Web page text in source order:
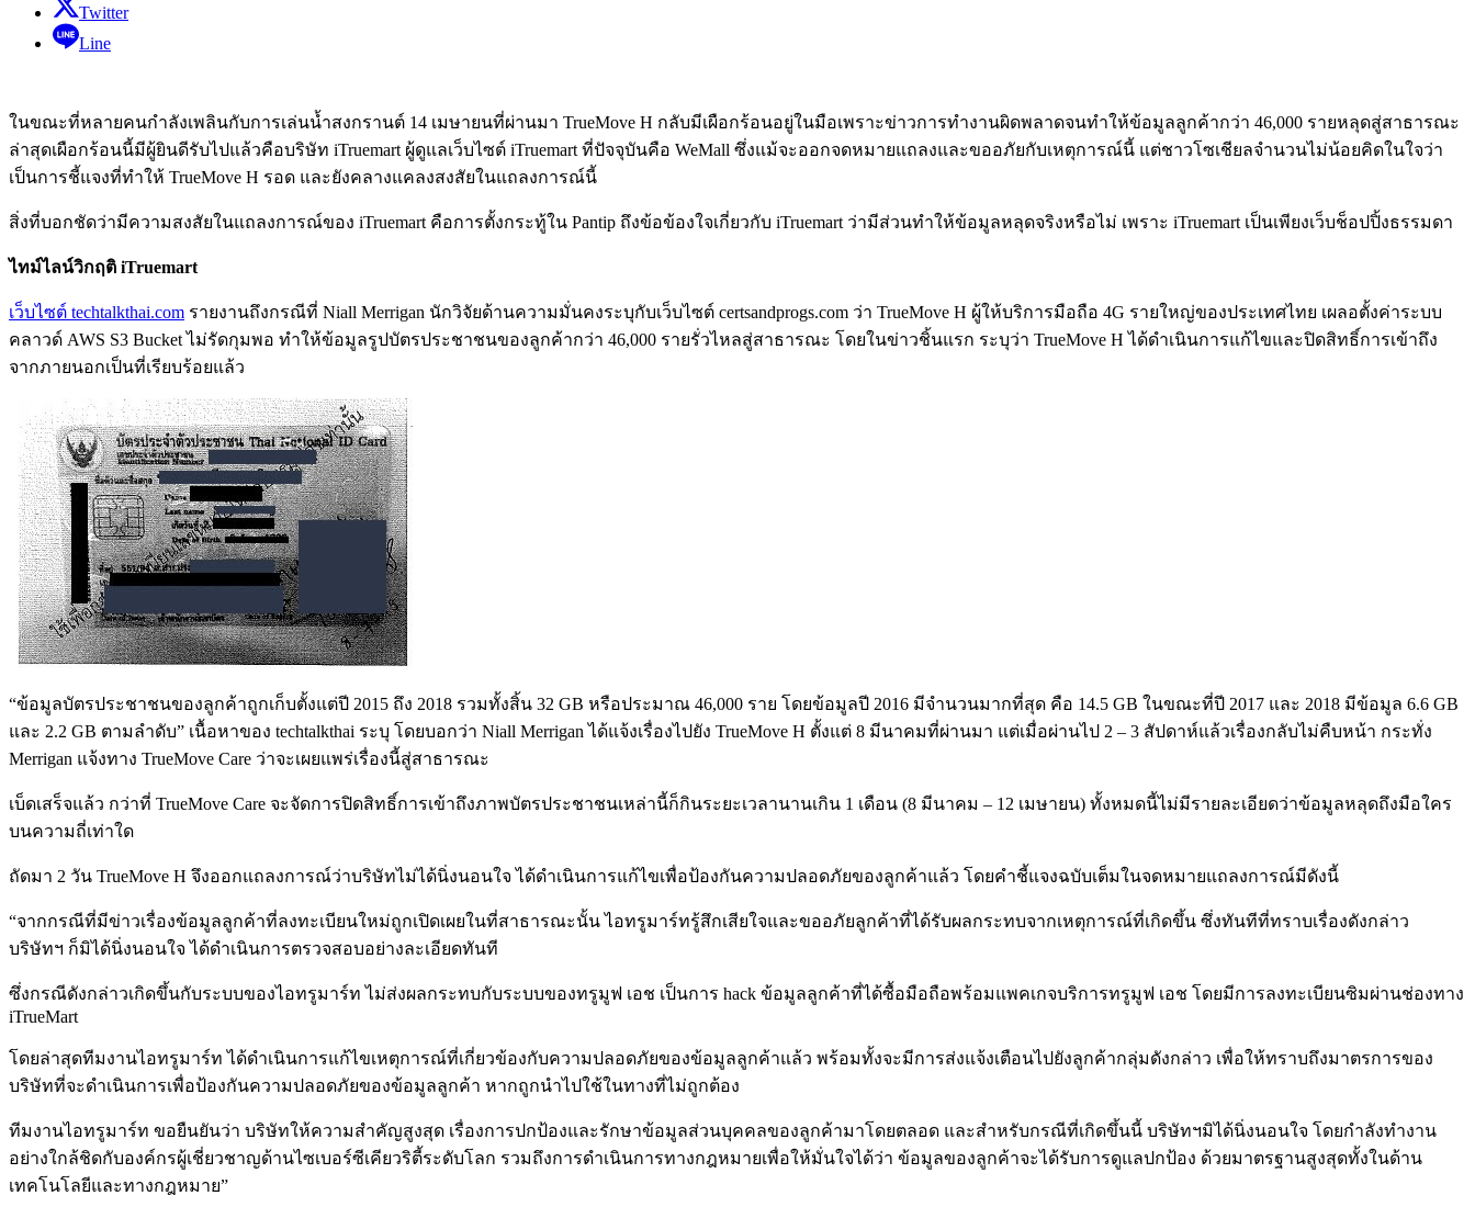
Twitter
Line
ในขณะที่หลายคนกำลังเพลินกับการเล่นน้ำสงกรานต์ 14 เมษายนที่ผ่านมา TrueMove H กลับมีเผือกร้อนอยู่ในมือเพราะข่าวการทำงานผิดพลาดจนทำให้ข้อมูลลูกค้ากว่า 46,000 รายหลุดสู่สาธารณะ
ล่าสุดเผือกร้อนนี้มีผู้ยินดีรับไปแล้วคือบริษัท iTruemart ผู้ดูแลเว็บไซต์ iTruemart ที่ปัจจุบันคือ WeMall ซึ่งแม้จะออกจดหมายแถลงและขออภัยกับเหตุการณ์นี้ แต่ชาวโซเชียลจำนวนไม่น้อยคิดในใจว่า
เป็นการชี้แจงที่ทำให้ TrueMove H รอด และยังคลางแคลงสงสัยในแถลงการณ์นี้
สิ่งที่บอกชัดว่ามีความสงสัยในแถลงการณ์ของ iTruemart คือการตั้งกระทู้ใน Pantip ถึงข้อข้องใจเกี่ยวกับ iTruemart ว่ามีส่วนทำให้ข้อมูลหลุดจริงหรือไม่ เพราะ iTruemart เป็นเพียงเว็บช็อปปิ้งธรรมดา
ไทม์ไลน์วิกฤติ iTruemart
เว็บไซต์ techtalkthai.com รายงานถึงกรณีที่ Niall Merrigan นักวิจัยด้านความมั่นคงระบุกับเว็บไซต์ certsandprogs.com ว่า TrueMove H ผู้ให้บริการมือถือ 4G รายใหญ่ของประเทศไทย เผลอตั้งค่าระบบ
คลาวด์ AWS S3 Bucket ไม่รัดกุมพอ ทำให้ข้อมูลรูปบัตรประชาชนของลูกค้ากว่า 46,000 รายรั่วไหลสู่สาธารณะ โดยในข่าวชิ้นแรก ระบุว่า TrueMove H ได้ดำเนินการแก้ไขและปิดสิทธิ์การเข้าถึง
จากภายนอกเป็นที่เรียบร้อยแล้ว
“ข้อมูลบัตรประชาชนของลูกค้าถูกเก็บตั้งแต่ปี 2015 ถึง 2018 รวมทั้งสิ้น 32 GB หรือประมาณ 46,000 ราย โดยข้อมูลปี 2016 มีจำนวนมากที่สุด คือ 14.5 GB ในขณะที่ปี 2017 และ 2018 มีข้อมูล 6.6 GB
และ 2.2 GB ตามลำดับ” เนื้อหาของ techtalkthai ระบุ โดยบอกว่า Niall Merrigan ได้แจ้งเรื่องไปยัง TrueMove H ตั้งแต่ 8 มีนาคมที่ผ่านมา แต่เมื่อผ่านไป 2 – 3 สัปดาห์แล้วเรื่องกลับไม่คืบหน้า กระทั่ง
Merrigan แจ้งทาง TrueMove Care ว่าจะเผยแพร่เรื่องนี้สู่สาธารณะ
เบ็ดเสร็จแล้ว กว่าที่ TrueMove Care จะจัดการปิดสิทธิ์การเข้าถึงภาพบัตรประชาชนเหล่านี้ก็กินระยะเวลานานเกิน 1 เดือน (8 มีนาคม – 12 เมษายน) ทั้งหมดนี้ไม่มีรายละเอียดว่าข้อมูลหลุดถึงมือใคร
บนความถี่เท่าใด
ถัดมา 2 วัน TrueMove H จึงออกแถลงการณ์ว่าบริษัทไม่ได้นิ่งนอนใจ ได้ดำเนินการแก้ไขเพื่อป้องกันความปลอดภัยของลูกค้าแล้ว โดยคำชี้แจงฉบับเต็มในจดหมายแถลงการณ์มีดังนี้
“จากกรณีที่มีข่าวเรื่องข้อมูลลูกค้าที่ลงทะเบียนใหม่ถูกเปิดเผยในที่สาธารณะนั้น ไอทรูมาร์ทรู้สึกเสียใจและขออภัยลูกค้าที่ได้รับผลกระทบจากเหตุการณ์ที่เกิดขึ้น ซึ่งทันทีที่ทราบเรื่องดังกล่าว
บริษัทฯ ก็มิได้นิ่งนอนใจ ได้ดำเนินการตรวจสอบอย่างละเอียดทันที
ซึ่งกรณีดังกล่าวเกิดขึ้นกับระบบของไอทรูมาร์ท ไม่ส่งผลกระทบกับระบบของทรูมูฟ เอช เป็นการ hack ข้อมูลลูกค้าที่ได้ซื้อมือถือพร้อมแพคเกจบริการทรูมูฟ เอช โดยมีการลงทะเบียนซิมผ่านช่องทาง
iTrueMart
โดยล่าสุดทีมงานไอทรูมาร์ท ได้ดำเนินการแก้ไขเหตุการณ์ที่เกี่ยวข้องกับความปลอดภัยของข้อมูลลูกค้าแล้ว พร้อมทั้งจะมีการส่งแจ้งเตือนไปยังลูกค้ากลุ่มดังกล่าว เพื่อให้ทราบถึงมาตรการของ
บริษัทที่จะดำเนินการเพื่อป้องกันความปลอดภัยของข้อมูลลูกค้า หากถูกนำไปใช้ในทางที่ไม่ถูกต้อง
ทีมงานไอทรูมาร์ท ขอยืนยันว่า บริษัทให้ความสำคัญสูงสุด เรื่องการปกป้องและรักษาข้อมูลส่วนบุคคลของลูกค้ามาโดยตลอด และสำหรับกรณีที่เกิดขึ้นนี้ บริษัทฯมิได้นิ่งนอนใจ โดยกำลังทำงาน
อย่างใกล้ชิดกับองค์กรผู้เชี่ยวชาญด้านไซเบอร์ซีเคียวริตี้ระดับโลก รวมถึงการดำเนินการทางกฎหมายเพื่อให้มั่นใจได้ว่า ข้อมูลของลูกค้าจะได้รับการดูแลปกป้อง ด้วยมาตรฐานสูงสุดทั้งในด้าน
เทคโนโลยีและทางกฎหมาย”